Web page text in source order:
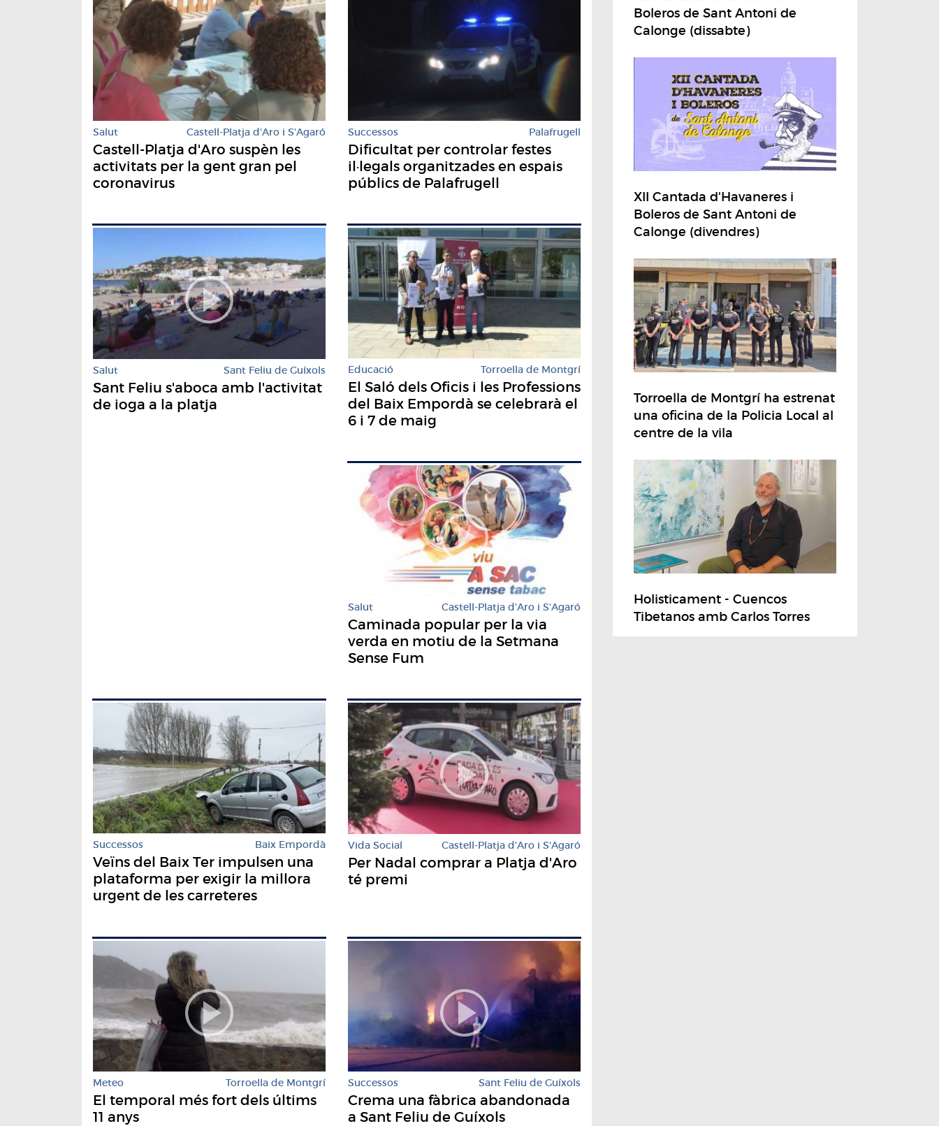
Salut Castell-Platja d'Aro i S'Agaró
Castell-Platja d'Aro suspèn les
activitats per la gent gran pel
coronavirus
Successos Palafrugell
Dificultat per controlar festes
il·legals organitzades en espais
públics de Palafrugell
Salut Sant Feliu de Guíxols
Sant Feliu s'aboca amb l'activitat
de ioga a la platja
Educació Torroella de Montgrí
El Saló dels Oficis i les Professions
del Baix Empordà se celebrarà el
6 i 7 de maig
Salut Castell-Platja d'Aro i S'Agaró
Caminada popular per la via
verda en motiu de la Setmana
Sense Fum
Successos Baix Empordà
Veïns del Baix Ter impulsen una
plataforma per exigir la millora
urgent de les carreteres
Vida Social Castell-Platja d'Aro i S'Agaró
Per Nadal comprar a Platja d'Aro
té premi
Meteo Torroella de Montgrí
El temporal més fort dels últims
11 anys
Successos Sant Feliu de Guíxols
Crema una fàbrica abandonada
a Sant Feliu de Guíxols
Boleros de Sant Antoni de
Calonge (dissabte)
XII Cantada d'Havaneres i
Boleros de Sant Antoni de
Calonge (divendres)
Torroella de Montgrí ha estrenat
una oficina de la Policia Local al
centre de la vila
Holisticament - Cuencos
Tibetanos amb Carlos Torres